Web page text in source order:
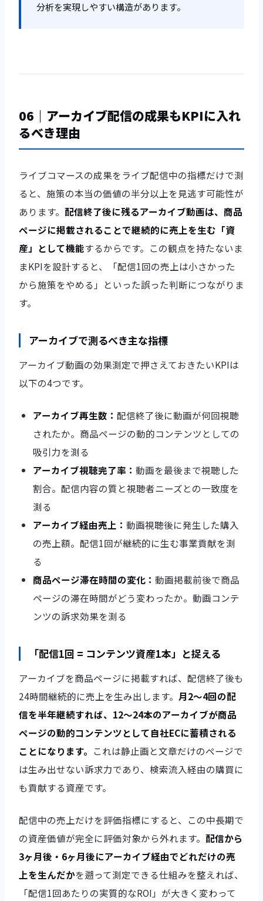
分析を実現しやすい構造があります。
06｜アーカイブ配信の成果もKPIに入れ
るべき理由
ライブコマースの成果をライブ配信中の指標だけで測
ると、施策の本当の価値の半分以上を見逃す可能性が
あります。 配信終了後に残るアーカイブ動画は、商品
ページに掲載されることで継続的に売上を生む「資
産」として機能するからです。この観点を持たないま
まKPIを設計すると、「配信1回の売上は小さかった
から施策をやめる」といった誤った判断につながりま
す。
アーカイブで測るべき主な指標
アーカイブ動画の効果測定で押さえておきたいKPIは
以下の4つです。
アーカイブ再生数： 配信終了後に動画が何回視聴
されたか。商品ページの動的コンテンツとしての
吸引力を測る
アーカイブ視聴完了率： 動画を最後まで視聴した
割合。配信内容の質と視聴者ニーズとの一致度を
測る
アーカイブ経由売上： 動画視聴後に発生した購入
の売上額。配信1回が継続的に生む事業貢献を測
る
商品ページ滞在時間の変化： 動画掲載前後で商品
ページの滞在時間がどう変わったか。動画コンテ
ンツの訴求効果を測る
「配信1回 = コンテンツ資産1本」と捉える
アーカイブを商品ページに掲載すれば、配信終了後も
24時間継続的に売上を生み出します。 月2〜4回の配
信を半年継続すれば、12〜24本のアーカイブが商品
ページの動的コンテンツとして自社ECに蓄積される
ことになります。 これは静止画と文章だけのページで
は生み出せない訴求力であり、検索流入経由の購買に
も貢献する資産です。
配信中の売上だけを評価指標にすると、この中長期で
の資産価値が完全に評価対象から外れます。 配信から
3ヶ月後・6ヶ月後にアーカイブ経由でどれだけの売
上を生んだかを遡って測定できる仕組みを整えれば、
「配信1回あたりの実質的なROI」が大きく変わって